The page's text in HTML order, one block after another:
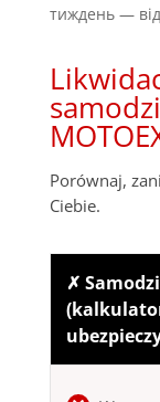
тиждень —
Porównaj,
Ciebie.
✗